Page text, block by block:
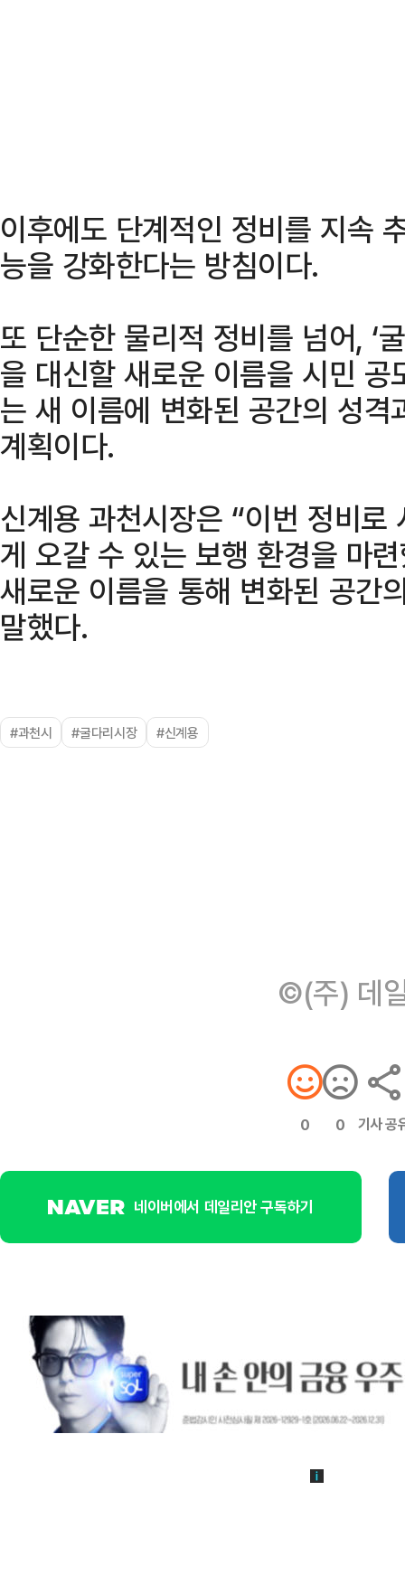
이후에도 단계적인 정비를 지속
능을 강화한다는 방침이다.
또 단순한 물리적 정비를 넘어, ‘
을 대신할 새로운 이름을 시민
는 새 이름에 변화된 공간의 성
계획이다.
신계용 과천시장은 “이번 정비
게 오갈 수 있는 보행 환경을 마
새로운 이름을 통해 변화된 공간
말했다.
#과천시 #굴다리시장 #신계용
©(주) 데
0 0 기사 공
네이버에서 데일리안 구독하기